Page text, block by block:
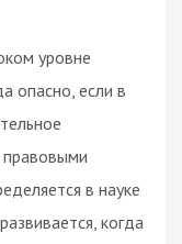
уровне
опасно, если в
в науке
когда